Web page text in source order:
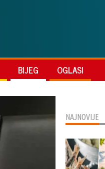
BIJEG OGLASI
NAJNOVIJE